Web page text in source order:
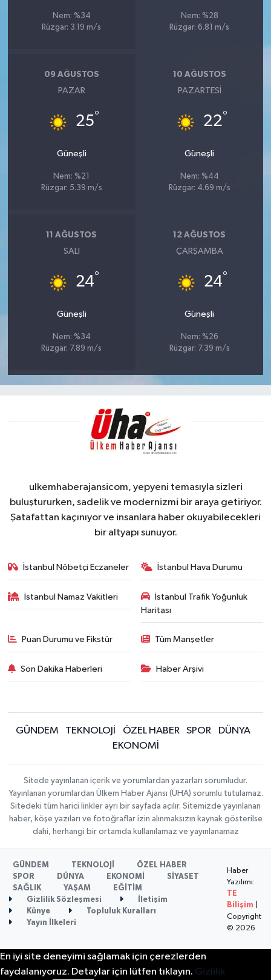
Nem: %34
Rüzgar: 3.19 m/s
Nem: %28
Rüzgar: 6.81 m/s
09 AĞUSTOS
PAZAR
25°
Güneşli
Nem: %21
Rüzgar: 5.39 m/s
10 AĞUSTOS
PAZARTESI
22°
Güneşli
Nem: %44
Rüzgar: 4.69 m/s
11 AĞUSTOS
SALI
24°
Güneşli
Nem: %34
Rüzgar: 7.89 m/s
12 AĞUSTOS
ÇARŞAMBA
24°
Güneşli
Nem: %26
Rüzgar: 7.39 m/s
ulkemhaberajansicom, yepyeni temasıyla sizleri
buluştururken, sadelik ve modernizmi bir araya getiriyor.
Şatafattan kaçınıyor ve insanlara haber okuyabilecekleri
bir altyapı sunuyor.
İstanbul Nöbetçi Eczaneler İstanbul Hava Durumu
İstanbul Namaz Vakitleri
İstanbul Trafik Yoğunluk
Haritası
Puan Durumu ve Fikstür Tüm Manşetler
Son Dakika Haberleri Haber Arşivi
GÜNDEM TEKNOLOJİ ÖZEL HABER SPOR
DÜNYA
EKONOMİ
Sitede yayınlanan içerik ve yorumlardan yazarları sorumludur.
Yayınlanan yorumlardan Ülkem Haber Ajansı (ÜHA) sorumlu tutulamaz.
Sitedeki tüm harici linkler ayrı bir sayfada açılır. Sitemizde yayınlanan
haber, köşe yazıları ve fotoğraflar izin alınmaksızın kaynak gösterilse
dahi, herhangi bir ortamda kullanılamaz ve yayınlanamaz
GÜNDEM TEKNOLOJİ
ÖZEL HABER
SPOR
DÜNYA EKONOMİ
SİYASET
SAĞLIK
YAŞAM
EĞİTİM
Gizlilik Sözleşmesi
İletişim
Künye
Topluluk Kuralları
Yayın İlkeleri
Haber
Yazılımı:
TE
Bilişim
Copyright
© 2026
En iyi site deneyimi sağlamak için çerezlerden
faydalanıyoruz. Detaylar için lütfen tıklayın. Gizlilik